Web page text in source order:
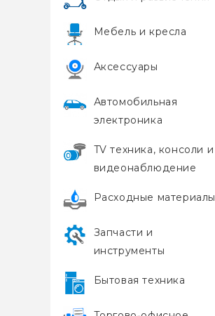
Мебель и кресла
Аксессуары
Автомобильная
электроника
TV техника, консоли и
видеонаблюдение
Расходные материалы
Запчасти и
инструменты
Бытовая техника